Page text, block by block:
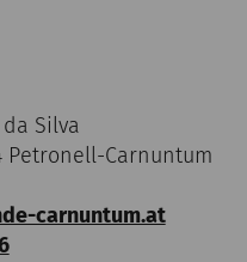
Silva
Petronell-Carnuntum
carnuntum.at